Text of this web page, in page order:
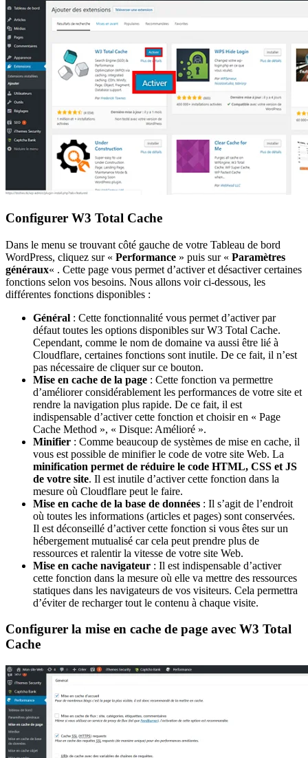
Configurer W3 Total Cache
Dans le menu se trouvant côté gauche de votre Tableau de bord
WordPress, cliquez sur « Performance » puis sur « Paramètres
généraux« . Cette page vous permet d’activer et désactiver certaines
fonctions selon vos besoins. Nous allons voir ci-dessous, les
différentes fonctions disponibles :
Général : Cette fonctionnalité vous permet d’activer par
défaut toutes les options disponibles sur W3 Total Cache.
Cependant, comme le nom de domaine va aussi être lié à
Cloudflare, certaines fonctions sont inutile. De ce fait, il n’est
pas nécessaire de cliquer sur ce bouton.
Mise en cache de la page : Cette fonction va permettre
d’améliorer considérablement les performances de votre site et
rendre la navigation plus rapide. De ce fait, il est
indispensable d’activer cette fonction et choisir en « Page
Cache Method », « Disque: Amélioré ».
Minifier : Comme beaucoup de systèmes de mise en cache, il
vous est possible de minifier le code de votre site Web. La
minification permet de réduire le code HTML, CSS et JS
de votre site. Il est inutile d’activer cette fonction dans la
mesure où Cloudflare peut le faire.
Mise en cache de la base de données : Il s’agit de l’endroit
où toutes les informations (articles et pages) sont conservées.
Il est déconseillé d’activer cette fonction si vous êtes sur un
hébergement mutualisé car cela peut prendre plus de
ressources et ralentir la vitesse de votre site Web.
Mise en cache navigateur : Il est indispensable d’activer
cette fonction dans la mesure où elle va mettre des ressources
statiques dans les navigateurs de vos visiteurs. Cela permettra
d’éviter de recharger tout le contenu à chaque visite.
Configurer la mise en cache de page avec W3 Total
Cache